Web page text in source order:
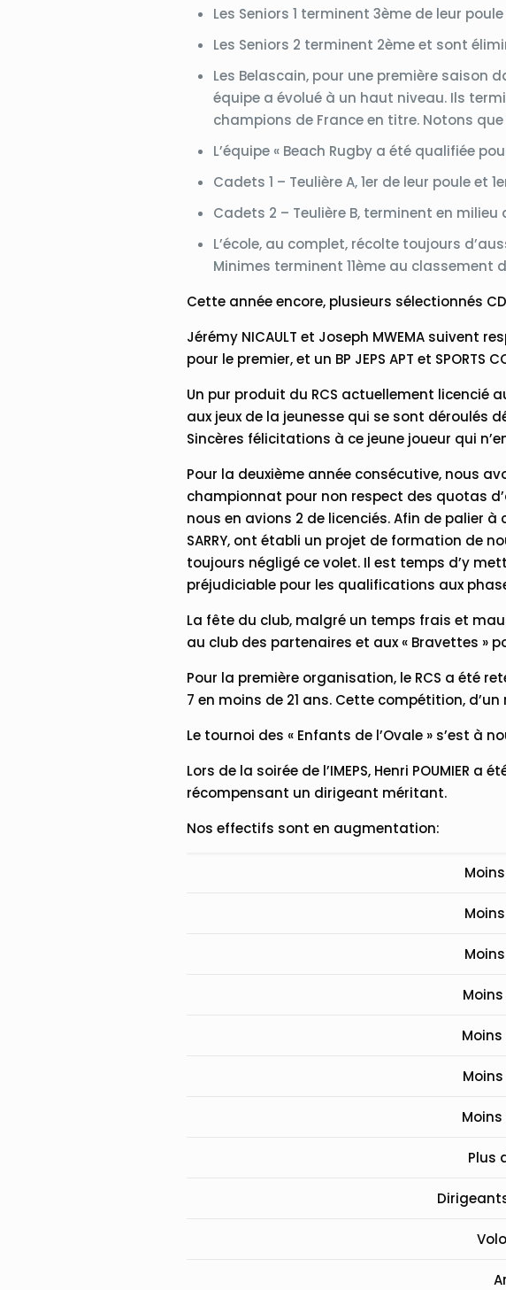
Les Seniors 1 terminent 3ème de leur
Les Seniors 2 terminent 2ème et sont
Les Belascain, pour une première
équipe a évolué à un haut niveau. Ils
champions de France en titre. Notons
L’équipe « Beach Rugby a été qualifiée
Cadets 1 – Teulière A, 1er de leur poule et
Cadets 2 – Teulière B, terminent en
L’école, au complet, récolte toujours
Minimes terminent 11ème au classement
Cette année encore, plusieurs sélectionnés
Jérémy NICAULT et Joseph MWEMA suivent
pour le premier, et un BP JEPS APT et
Un pur produit du RCS actuellement licencié
aux jeux de la jeunesse qui se sont déroulés
Sincères félicitations à ce jeune joueur qui
Pour la deuxième année consécutive, nous
championnat pour non respect des quotas
nous en avions 2 de licenciés. Afin de palier à
SARRY, ont établi un projet de formation de
toujours négligé ce volet. Il est temps d’y
préjudiciable pour les qualifications aux
La fête du club, malgré un temps frais et
au club des partenaires et aux « Bravettes »
Pour la première organisation, le RCS a été
7 en moins de 21 ans. Cette compétition,
Le tournoi des « Enfants de l’Ovale » s’est à
Lors de la soirée de l’IMEPS, Henri POUMIER
récompensant un dirigeant méritant.
Nos effectifs sont en augmentation:
Moins
Moins
Moins
Moins
Plus